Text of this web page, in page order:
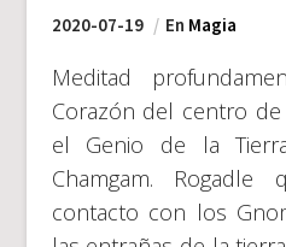
2020-07-19 En Magia
Meditad
Corazón del centro
el Genio de la
Chamgam.
contacto con los